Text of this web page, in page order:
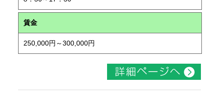
賃金
250,000円～300,000円